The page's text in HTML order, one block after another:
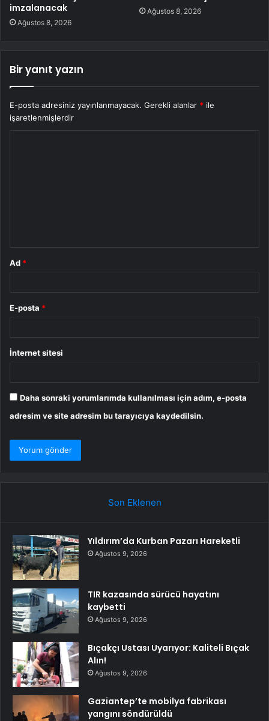
imzalanacak
Ağustos 8, 2026
Ağustos 8, 2026
Bir yanıt yazın
E-posta adresiniz yayınlanmayacak. Gerekli alanlar * ile
işaretlenmişlerdir
Ad *
E-posta *
İnternet sitesi
Daha sonraki yorumlarımda kullanılması için adım, e-posta
adresim ve site adresim bu tarayıcıya kaydedilsin.
Son Eklenen
Yıldırım’da Kurban Pazarı Hareketli
Ağustos 9, 2026
TIR kazasında sürücü hayatını
kaybetti
Ağustos 9, 2026
Bıçakçı Ustası Uyarıyor: Kaliteli Bıçak
Alın!
Ağustos 9, 2026
Gaziantep’te mobilya fabrikası
yangını söndürüldü